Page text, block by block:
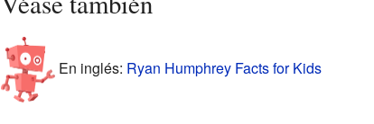
En inglés: Ryan Humphrey Facts for Kids